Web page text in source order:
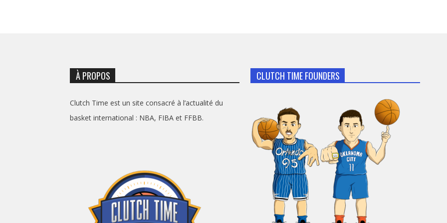
À PROPOS
Clutch Time est un site consacré à l’actualité du
basket international : NBA, FIBA et FFBB.
CLUTCH TIME FOUNDERS